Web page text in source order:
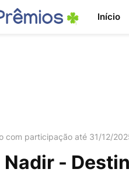
Início
com participação até 31/12/
-